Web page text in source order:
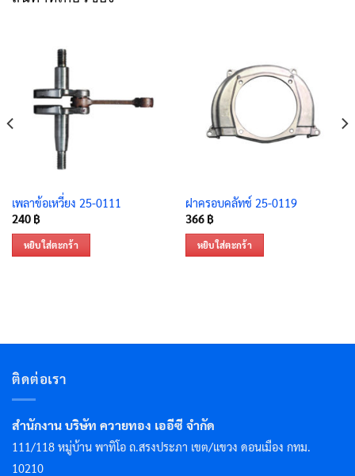
เพลาข้อเหวี่ยง 25-0111
240 ฿
หยิบใส่ตะกร้า
ฝาครอบคลัทช์ 25-0119
366 ฿
หยิบใส่ตะกร้า
ติดต่อเรา
สำนักงาน บริษัท ควายทอง เออีซี จำกัด
111/118 หมู่บ้าน พาทิโอ ถ.สรงประภา เขต/แขวง ดอนเมือง กทม.
10210